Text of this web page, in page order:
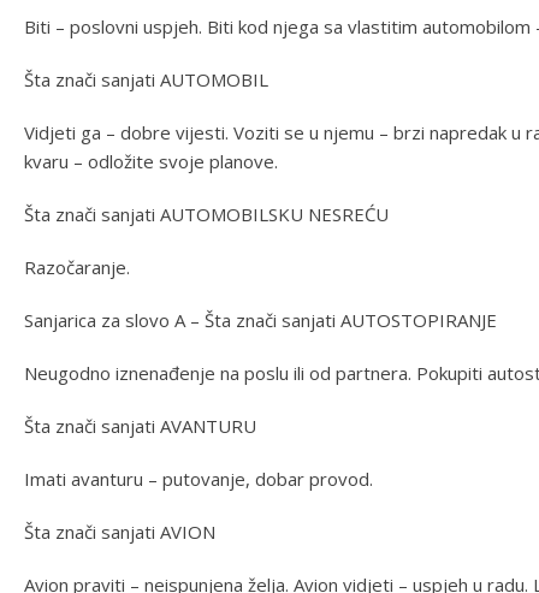
Biti – poslovni uspjeh. Biti kod njega sa vlastitim automobilom
Šta znači sanjati AUTOMOBIL
Vidjeti ga – dobre vijesti. Voziti se u njemu – brzi napredak u
kvaru – odložite svoje planove.
Šta znači sanjati AUTOMOBILSKU NESREĆU
Razočaranje.
Sanjarica za slovo A – Šta znači sanjati AUTOSTOPIRANJE
Neugodno iznenađenje na poslu ili od partnera. Pokupiti
Šta znači sanjati AVANTURU
Imati avanturu – putovanje, dobar provod.
Šta znači sanjati AVION
Avion praviti – neispunjena želja. Avion vidjeti – uspjeh u